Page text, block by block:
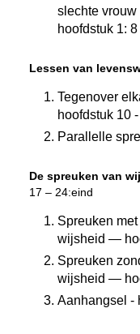
slechte
hoofdstuk 1:
Lessen van
Tegenover
hoofdstuk 10
Parallelle
De spreuken van
17 – 24:eind
Spreuken
wijsheid —
Spreuken
wijsheid —
Aanhangsel -